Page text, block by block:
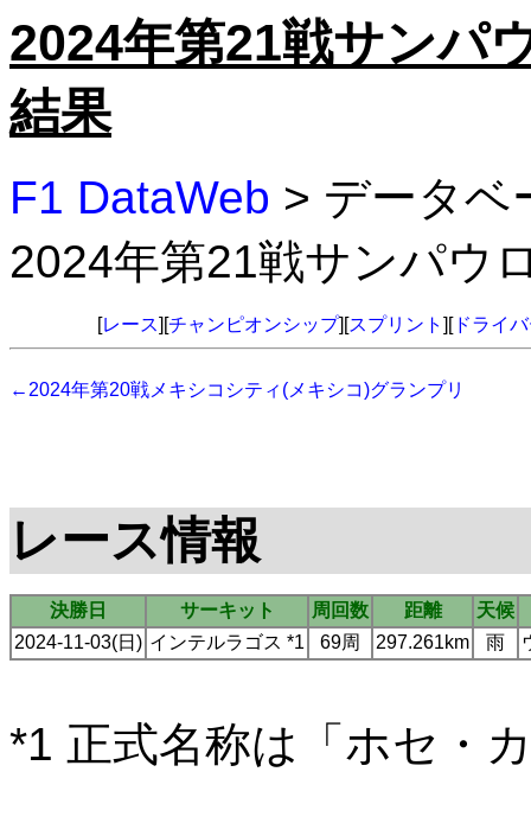
2024年第21戦サンパ
結果
F1 DataWeb > データ
2024年第21戦サンパウ
[レース][チャンピオンシップ][スプリント ][ドライ
←2024年第20戦メキシコシティ(メキシコ)グランプリ
レース情報
決勝日 サーキット 周回数 距離
天候
2024-11-03(日) インテルラゴス *1 69周 297.261km 雨
*1 正式名称は「ホセ・